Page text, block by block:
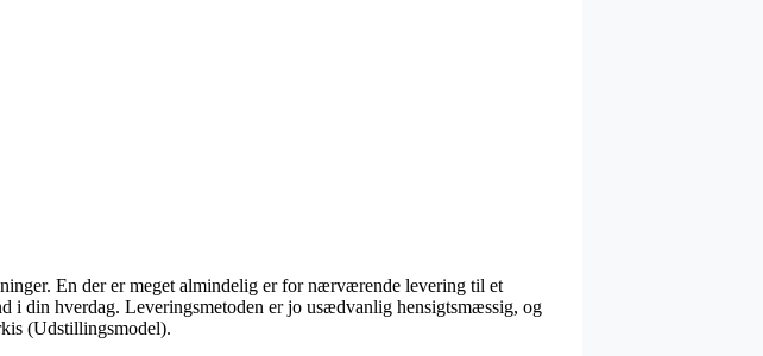
En der er meget almindelig er for nærværende levering til et
i din hverdag. Leveringsmetoden er jo usædvanlig hensigtsmæssig, og
(Udstillingsmodel).